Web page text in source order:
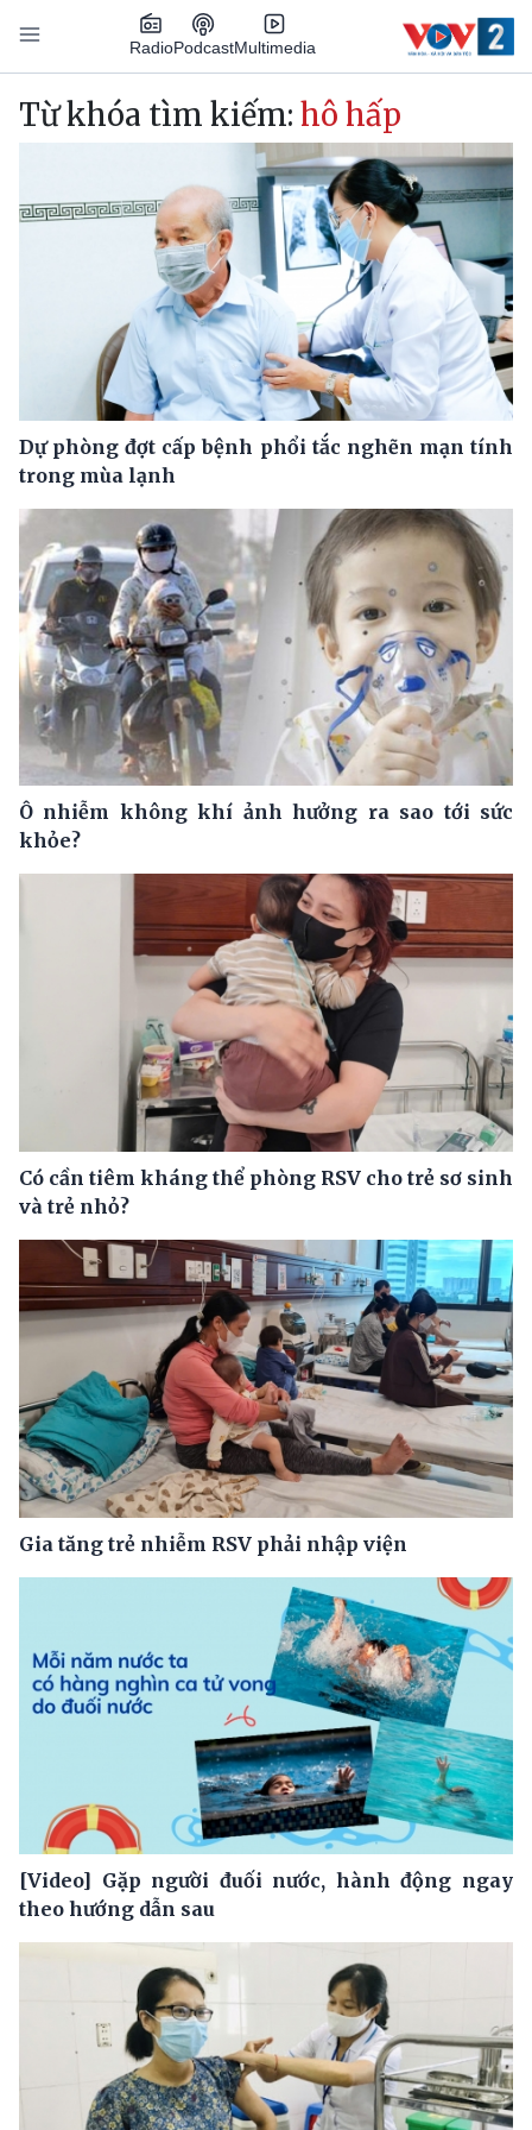
Nhảy đến nội dung
RadioPodcastMultimedia
Main navigation
Từ khóa tìm kiếm: hô hấp
Dự phòng đợt cấp bệnh phổi tắc nghẽn mạn tính
trong mùa lạnh
Ô nhiễm không khí ảnh hưởng ra sao tới sức
khỏe?
Có cần tiêm kháng thể phòng RSV cho trẻ sơ sinh
và trẻ nhỏ?
Gia tăng trẻ nhiễm RSV phải nhập viện
[Video] Gặp người đuối nước, hành động ngay
theo hướng dẫn sau